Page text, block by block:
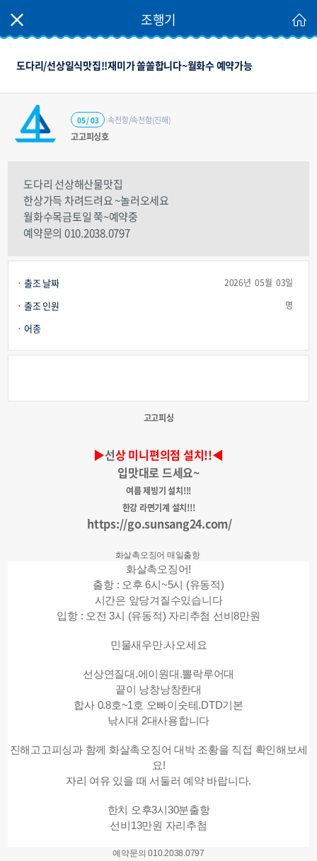
조행기
도다리/선상일식맛집!!재미가 쏠쏠합니다~월화수 예약가능
고고피싱호
속천항/속천항(진해)
05 / 03
도다리 선상해산물맛집
한상가득 차려드려요 ~놀러오세요
월화수목금토일 쭉~예약중
예약문의 010.2038.0797
출조 날짜 2026년 05월 03일
출조 인원 명
어종
고고피싱
▶선상 미니편의점 설치!!◀
입맛대로 드세요~
여름 제빙기 설치!!!
한강 라면기계 설치!!!
https://go.sunsang24.com/
화살촉오징어 매일출항
화살촉오징어!
출항 : 오후 6시~5시 (유동적)
시간은 앞당겨질수있습니다
입항 : 오전 3시 (유동적) 자리추첨 선비8만원
민물새우만.사오세요
선상연질대.에이원대.뽈락루어대
끝이 낭창낭창한대
합사 0.8호~1호 오빠이숫테.DTD기본
낚시대 2대사용합니다
진해고고피싱과 함께 화살촉오징어 대박 조황을 직접 확인해보세
요!
자리 여유 있을 때 서둘러 예약 바랍니다.
한치 오후3시30분출항
선비13만원 자리추첨
예약문의 010.2038.0797